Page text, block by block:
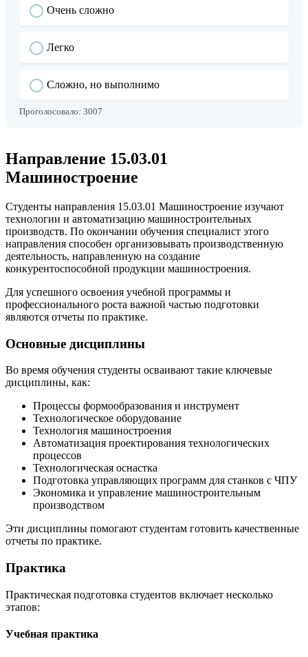
Очень сложно
Легко
Сложно, но выполнимо
Проголосовало: 3007
Направление 15.03.01
Машиностроение
Студенты направления 15.03.01 Машиностроение изучают
технологии и автоматизацию машиностроительных
производств. По окончании обучения специалист этого
направления способен организовывать производственную
деятельность, направленную на создание
конкурентоспособной продукции машиностроения.
Для успешного освоения учебной программы и
профессионального роста важной частью подготовки
являются отчеты по практике.
Основные дисциплины
Во время обучения студенты осваивают такие ключевые
дисциплины, как:
Процессы формообразования и инструмент
Технологическое оборудование
Технология машиностроения
Автоматизация проектирования технологических
процессов
Технологическая оснастка
Подготовка управляющих программ для станков с ЧПУ
Экономика и управление машиностроительным
производством
Эти дисциплины помогают студентам готовить качественные
отчеты по практике.
Практика
Практическая подготовка студентов включает несколько
этапов:
Учебная практика